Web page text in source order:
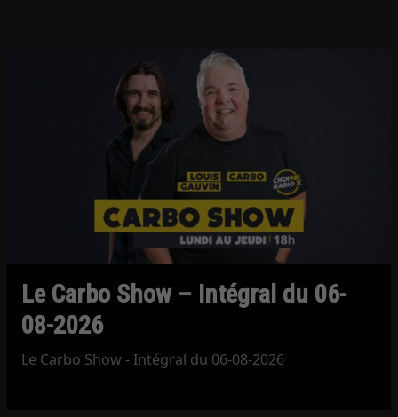
Le Carbo Show – Intégral du 06-
08-2026
Le Carbo Show - Intégral du 06-08-2026